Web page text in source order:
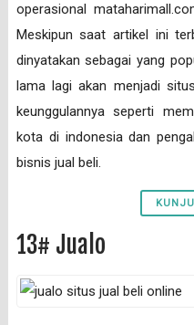
operasional
Meskipun saat artikel ini
dinyatakan sebagai yang
lama lagi akan menjadi
keunggulannya seperti
kota di indonesia dan
bisnis jual beli.
13# Jualo